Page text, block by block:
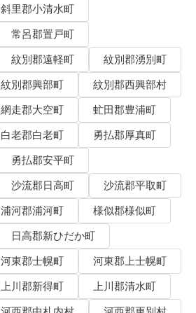
斜里郡小清水町
常呂郡置戸町
紋別郡遠軽町
紋別郡湧別町
紋別郡興部町
紋別郡西興部村
網走郡大空町
虻田郡豊浦町
白老郡白老町
勇払郡厚真町
勇払郡安平町
沙流郡日高町
沙流郡平取町
浦河郡浦河町
様似郡様似町
日高郡新ひだか町
河東郡士幌町
河東郡上士幌町
上川郡新得町
上川郡清水町